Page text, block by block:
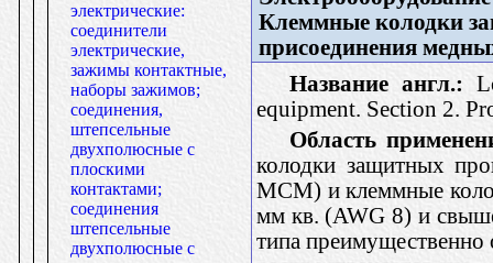
электрические:
соединители
электрические,
зажимы контактные,
наборы зажимов;
соединения,
штепсельные
двухполюсные с
плоскими
контактами;
соединения
штепсельные
двухполюсные с
Клеммные колодки
присоединения
Название англ.:
equipment. Section 2.
Область
колодки защитных
МСМ) и клеммные
мм кв. (AWG 8) и
типа